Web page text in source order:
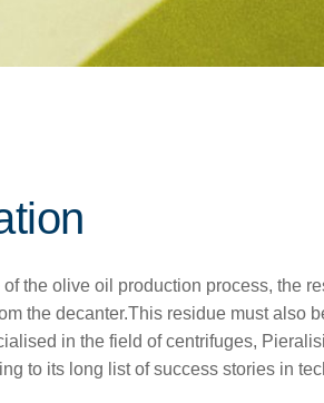
of the olive oil production process, the
the decanter.This residue must also
in the field of centrifuges,
to its long list of success stories in